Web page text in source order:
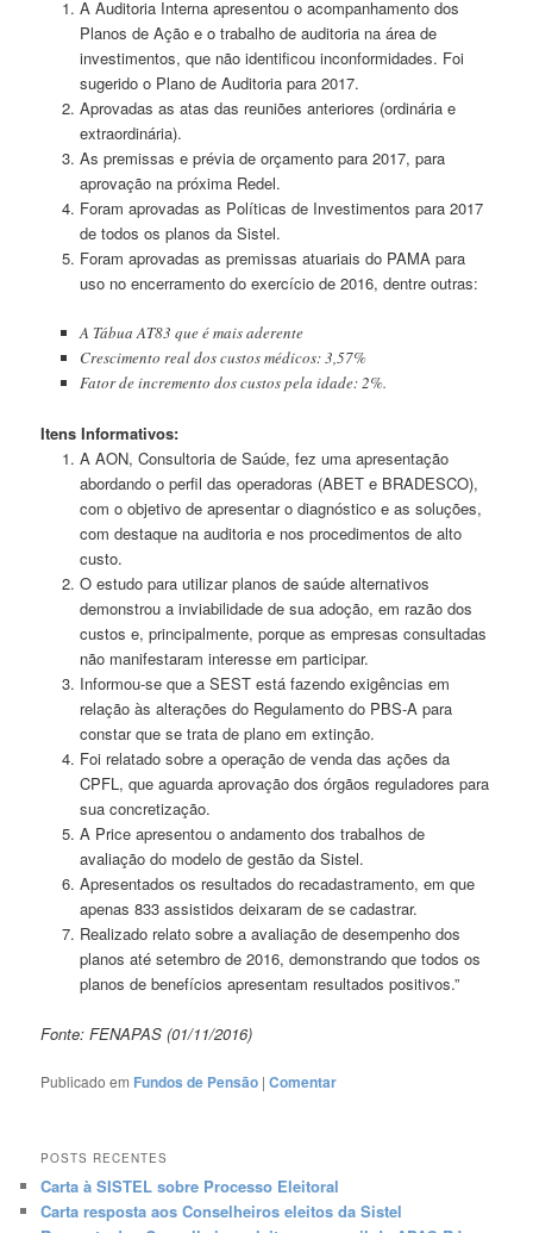
A Auditoria Interna apresentou o acompanhamento dos
Planos de Ação e o trabalho de auditoria na área de
investimentos, que não identificou inconformidades. Foi
sugerido o Plano de Auditoria para 2017.
Aprovadas as atas das reuniões anteriores (ordinária e
extraordinária).
As premissas e prévia de orçamento para 2017, para
aprovação na próxima Redel.
Foram aprovadas as Políticas de Investimentos para 2017
de todos os planos da Sistel.
Foram aprovadas as premissas atuariais do PAMA para
uso no encerramento do exercício de 2016, dentre outras:
A Tábua AT83 que é mais aderente
Crescimento real dos custos médicos: 3,57%
Fator de incremento dos custos pela idade: 2%.
Itens Informativos:
A AON, Consultoria de Saúde, fez uma apresentação
abordando o perfil das operadoras (ABET e BRADESCO),
com o objetivo de apresentar o diagnóstico e as soluções,
com destaque na auditoria e nos procedimentos de alto
custo.
O estudo para utilizar planos de saúde alternativos
demonstrou a inviabilidade de sua adoção, em razão dos
custos e, principalmente, porque as empresas consultadas
não manifestaram interesse em participar.
Informou-se que a SEST está fazendo exigências em
relação às alterações do Regulamento do PBS-A para
constar que se trata de plano em extinção.
Foi relatado sobre a operação de venda das ações da
CPFL, que aguarda aprovação dos órgãos reguladores para
sua concretização.
A Price apresentou o andamento dos trabalhos de
avaliação do modelo de gestão da Sistel.
Apresentados os resultados do recadastramento, em que
apenas 833 assistidos deixaram de se cadastrar.
Realizado relato sobre a avaliação de desempenho dos
planos até setembro de 2016, demonstrando que todos os
planos de benefícios apresentam resultados positivos.”
Fonte: FENAPAS (01/11/2016)
Publicado em Fundos de Pensão |Comentar
POSTS RECENTES
Carta à SISTEL sobre Processo Eleitoral
Carta resposta aos Conselheiros eleitos da Sistel